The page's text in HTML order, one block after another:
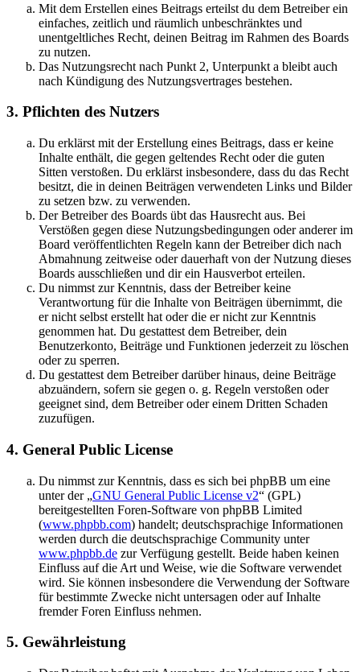
Mit dem Erstellen eines Beitrags erteilst du dem Betreiber ein
einfaches, zeitlich und räumlich unbeschränktes und
unentgeltliches Recht, deinen Beitrag im Rahmen des Boards
zu nutzen.
Das Nutzungsrecht nach Punkt 2, Unterpunkt a bleibt auch
nach Kündigung des Nutzungsvertrages bestehen.
3. Pflichten des Nutzers
Du erklärst mit der Erstellung eines Beitrags, dass er keine
Inhalte enthält, die gegen geltendes Recht oder die guten
Sitten verstoßen. Du erklärst insbesondere, dass du das Recht
besitzt, die in deinen Beiträgen verwendeten Links und Bilder
zu setzen bzw. zu verwenden.
Der Betreiber des Boards übt das Hausrecht aus. Bei
Verstößen gegen diese Nutzungsbedingungen oder anderer im
Board veröffentlichten Regeln kann der Betreiber dich nach
Abmahnung zeitweise oder dauerhaft von der Nutzung dieses
Boards ausschließen und dir ein Hausverbot erteilen.
Du nimmst zur Kenntnis, dass der Betreiber keine
Verantwortung für die Inhalte von Beiträgen übernimmt, die
er nicht selbst erstellt hat oder die er nicht zur Kenntnis
genommen hat. Du gestattest dem Betreiber, dein
Benutzerkonto, Beiträge und Funktionen jederzeit zu löschen
oder zu sperren.
Du gestattest dem Betreiber darüber hinaus, deine Beiträge
abzuändern, sofern sie gegen o. g. Regeln verstoßen oder
geeignet sind, dem Betreiber oder einem Dritten Schaden
zuzufügen.
4. General Public License
Du nimmst zur Kenntnis, dass es sich bei phpBB um eine
unter der „GNU General Public License v2“ (GPL)
bereitgestellten Foren-Software von phpBB Limited
(www.phpbb.com) handelt; deutschsprachige Informationen
werden durch die deutschsprachige Community unter
www.phpbb.de zur Verfügung gestellt. Beide haben keinen
Einfluss auf die Art und Weise, wie die Software verwendet
wird. Sie können insbesondere die Verwendung der Software
für bestimmte Zwecke nicht untersagen oder auf Inhalte
fremder Foren Einfluss nehmen.
5. Gewährleistung